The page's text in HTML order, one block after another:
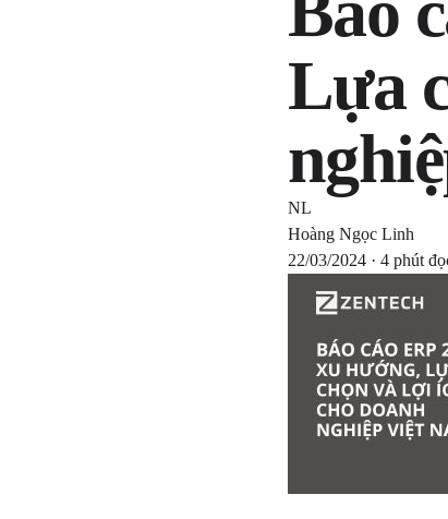
Lựa
NL
Hoàng Ngọc Linh
22/03/2024 · 4 phút